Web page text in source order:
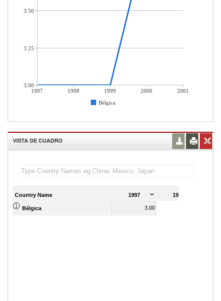
1997 1998 1999 2000
2001
Bélgica
3.50
3.25
3.00
VISTA DE CUADRO
Country Name 1997 1998
Bélgica 3.00